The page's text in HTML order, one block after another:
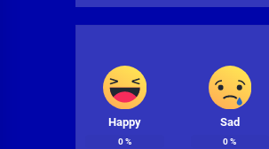
Happy
0%
Sad
0%